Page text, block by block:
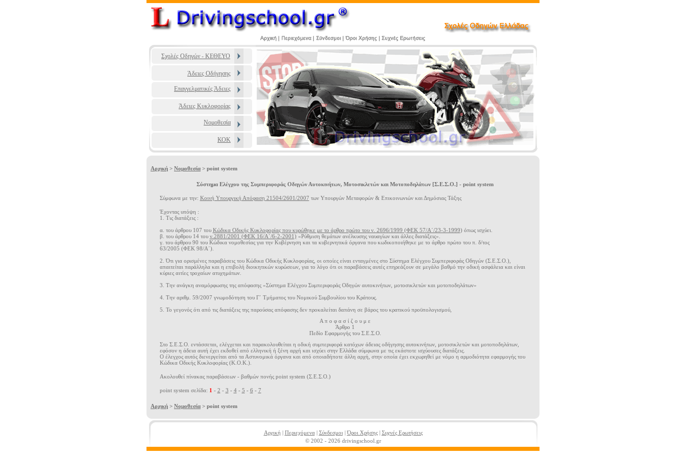
Σχολές Οδηγών - ΚΕΘΕΥΟ
Άδειες Οδήγησης
Επαγγελματικές Άδειες
Άδειες Κυκλοφορίας
Νομοθεσία
ΚΟΚ
Αρχική > Νομοθεσία > point system
Σύστημα Ελέγχου της Συμπεριφοράς Οδηγών Αυτοκινήτων, Μοτοσικλετών και Μοτοποδηλάτων [Σ.Ε.Σ.Ο.] - point system
Σύμφωνα με την: Κοινή Υπουργική Απόφαση 21504/2601/2007 των Υπουργών Μεταφορών & Επικοινωνιών και Δημόσιας Τάξης
Έχοντας υπόψη :
1. Τις διατάξεις :
α. του άρθρου 107 του Κώδικα Οδικής Κυκλοφορίας που κυρώθηκε με το άρθρο πρώτο του ν. 2696/1999 (ΦΕΚ 57/A΄/23-3-1999) όπως ισχύει.
β. του άρθρου 14 του ν.2881/2001 (ΦΕΚ 16/Α΄/6-2-2001) «Ρύθμιση θεμάτων ανέλκυσης ναυαγίων και άλλες διατάξεις».
γ. του άρθρου 90 του Κώδικα νομοθεσίας για την Κυβέρνηση και τα κυβερνητικά όργανα που κωδικοποιήθηκε με το άρθρο πρώτο του π. δ/τος
63/2005 (ΦΕΚ 98/Α΄).
2. Ότι για ορισμένες παραβάσεις του Κώδικα Oδικής Κυκλοφορίας, οι οποίες είναι ενταγμένες στο Σύστημα Ελέγχου Συμπεριφοράς Οδηγών (Σ.Ε.Σ.Ο.),
απαιτείται παράλληλα και η επιβολή διοικητικών κυρώσεων, για το λόγο ότι οι παραβάσεις αυτές επηρεάζουν σε μεγάλο βαθμό την οδική ασφάλεια και είναι
κύριες αιτίες τροχαίων ατυχημάτων.
3. Την ανάγκη αναμόρφωσης της απόφασης «Σύστημα Eλέγχου Συμπεριφοράς Οδηγών αυτοκινήτων, μοτοσικλετών και μοτοποδηλάτων»
4. Την αριθμ. 59/2007 γνωμοδότηση του Γ΄ Τμήματος του Νομικού Συμβουλίου του Κράτους.
5. Το γεγονός ότι από τις διατάξεις της παρούσας απόφασης δεν προκαλείται δαπάνη σε βάρος του κρατικού προϋπολογισμού,
Α π ο φ α σ ί ζ ο υ μ ε
Άρθρο 1
Πεδίο Εφαρμογής του Σ.E.Σ.Ο.
Στο Σ.E.Σ.Ο. εντάσσεται, ελέγχεται και παρακολουθείται η οδική συμπεριφορά κατόχων άδειας οδήγησης αυτοκινήτων, μοτοσικλετών και μοτοποδηλάτων,
εφόσον η άδεια αυτή έχει εκδοθεί από ελληνική ή ξένη αρχή και ισχύει στην Ελλάδα σύμφωνα με τις εκάστοτε ισχύουσες διατάξεις.
Ο έλεγχος αυτός διενεργείται από τα Αστυνομικά όργανα και από οποιαδήποτε άλλη αρχή, στην οποία έχει εκχωρηθεί με νόμο η αρμοδιότητα εφαρμογής του
Κώδικα Οδικής Κυκλοφορίας (Κ.Ο.Κ.).
Ακολουθεί πίνακας παραβάσεων - βαθμών πονής point system (Σ.Ε.Σ.Ο.)
point system σελίδα: 1 - 2 - 3 - 4- 5 - 6 - 7
Αρχική > Νομοθεσία > point system
Αρχική | Περιεχόμενα| Σύνδεσμοι |Όροι Χρήσης| Συχνές Ερωτήσεις
© 2002 - 2026 drivingschool.gr